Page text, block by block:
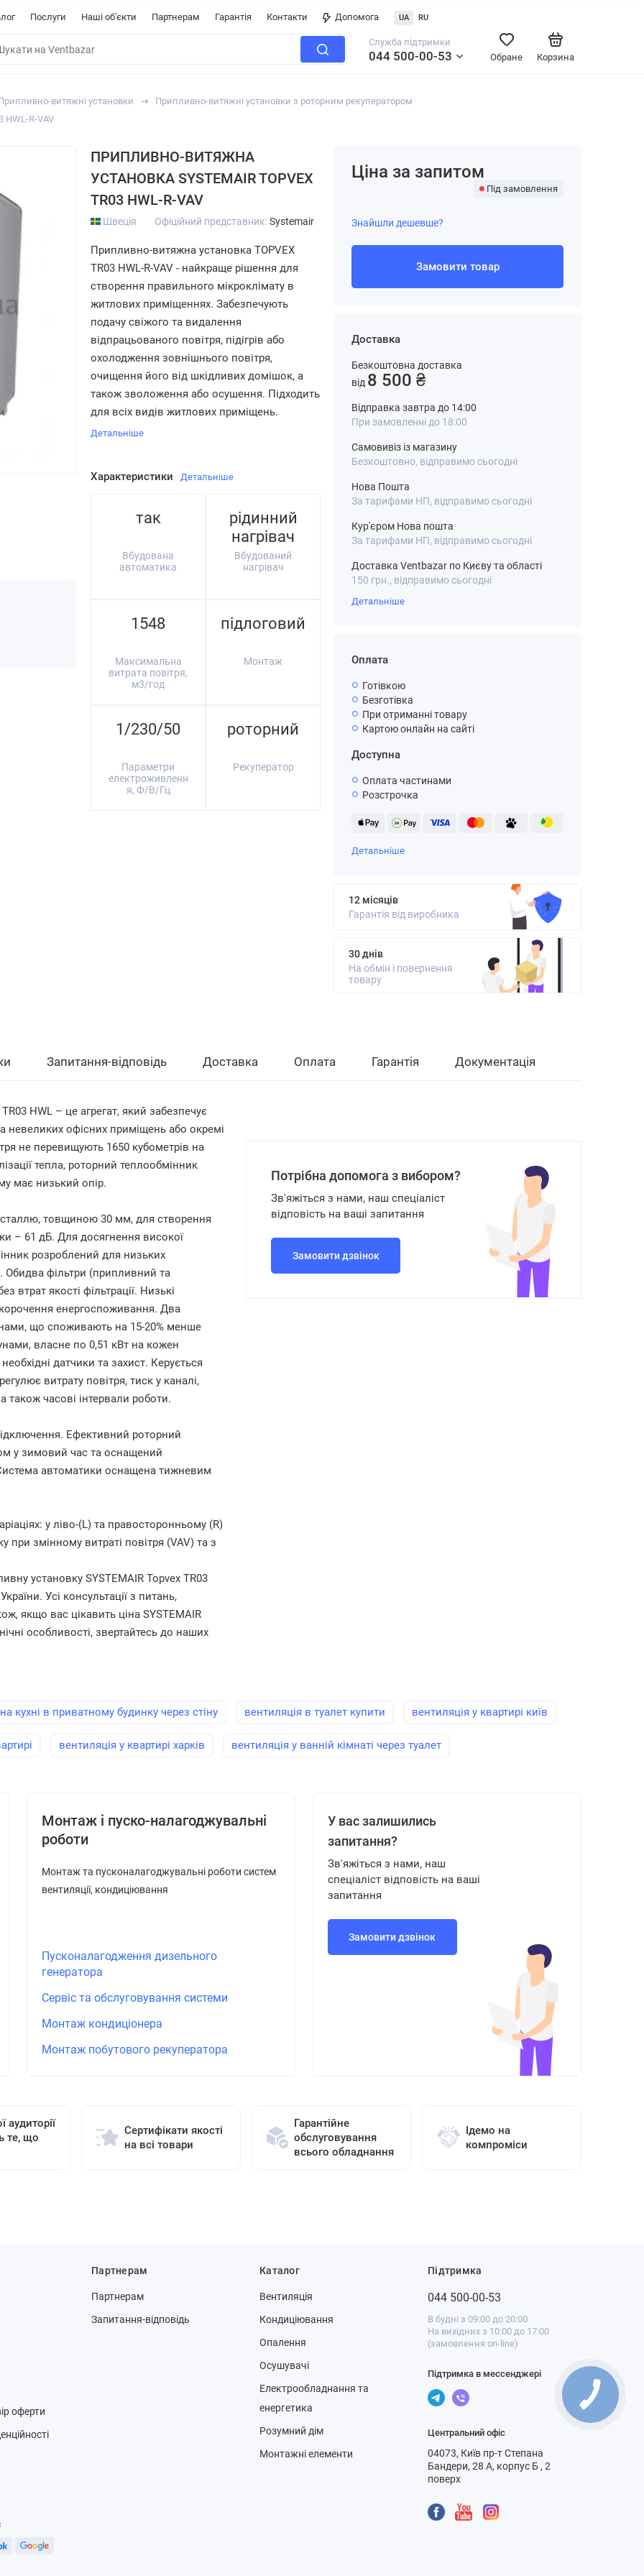
Послуги Наші об'єкти Партнерам Гарантія Контакти Допомога UA RU
Служба підтримки
044 500-00-53 Корзина
Обране
витяжні установки
Припливно-витяжні установки з роторним рекуператором
HWL-R-VAV
ПРИПЛИВНО-ВИТЯЖНА
УСТАНОВКА SYSTEMAIR TOPVEX
TR03 HWL-R-VAV
Швеція Офіційний представник:Systemair
Припливно-витяжна установка TOPVEX
TR03 HWL-R-VAV - найкраще рішення для
створення правильного мікроклімату в
житлових приміщеннях. Забезпечують
подачу свіжого та видалення
відпрацьованого повітря, підігрів або
охолодження зовнішнього повітря,
очищення його від шкідливих домішок, а
також зволоження або осушення. Підходить
для всіх видів житлових приміщень.
Детальніше
Характеристики Детальніше
так
Вбудована
автоматика
рідинний
нагрівач
Вбудований
нагрівач
1548
Максимальна
витрата повітря,
м3/год
підлоговий
Монтаж
1/230/50
Параметри
електроживленн
я, Ф/В/Гц
роторний
Рекуператор
Ціна за запитом
Під замовлення
Знайшли дешевше?
Замовити товар
Доставка
Безкоштовна доставка
від 8 500 ₴
Відправка завтра до 14:00
При замовленні до 18:00
Самовивіз із магазину
Безкоштовно, відправимо сьогодні
Нова Пошта
За тарифами НП, відправимо сьогодні
Кур'єром Нова пошта
За тарифами НП, відправимо сьогодні
Доставка Ventbazar по Києву та області
150 грн., відправимо сьогодні
Детальніше
Оплата
Готівкою
Безготівка
При отриманні товару
Картою онлайн на сайті
Доступна
Оплата частинами
Розстрочка
Детальніше
12 місяців
Гарантія від виробника
30 днів
На обмін і повернення
товару
Запитання-відповідь Доставка Оплата Гарантія Документація
HWL – це агрегат, який забезпечує
невеликих офісних приміщень або окремі
не перевищують 1650 кубометрів на
тепла, роторний теплообмінник
має низький опір.
товщиною 30 мм, для створення
– 61 дБ. Для досягнення високої
розроблений для низьких
Обидва фільтри (припливний та
втрат якості фільтрації. Низькі
енергоспоживання. Два
що споживають на 15-20% менше
власне по 0,51 кВт на кожен
датчики та захист. Керується
витрату повітря, тиск у каналі,
також часові інтервали роботи.
Ефективний роторний
у зимовий час та оснащений
автоматики оснащена тижневим
у ліво-(L) та правосторонньому (R)
при змінному витраті повітря (VAV) та з
установку SYSTEMAIR Topvex TR03
Усі консультації з питань,
якщо вас цікавить ціна SYSTEMAIR
особливості, звертайтесь до наших
Потрібна допомога з вибором?
Зв'яжіться з нами, наш спеціаліст
відповість на ваші запитання
Замовити дзвінок
кухні в приватному будинку через стіну вентиляція в туалет купити вентиляція у квартирі київ
вентиляція у квартирі харків вентиляція у ванній кімнаті через туалет
Монтаж і пуско-налагоджувальні
роботи
Монтаж та пусконалагоджувальні роботи систем
вентиляції, кондиціювання
Пусконалагодження дизельного
генератора
Сервіс та обслуговування системи
Монтаж кондиціонера
Монтаж побутового рекуператора
У вас залишились
запитання?
Зв'яжіться з нами, наш
спеціаліст відповість на ваші
запитання
Замовити дзвінок
аудиторії
те, що
Сертифікати якості
на всі товари
Гарантійне
обслуговування
всього обладнання
Ідемо на
компроміси
оферти
Партнерам
Партнерам
Запитання-відповідь
Каталог
Вентиляція
Кондиціювання
Опалення
Осушувачі
Електрообладнання та
енергетика
Розумний дім
Монтажні елементи
Підтримка
044 500-00-53
В будні з 09:00 до 20:00
На вихідних з 10:00 до 17:00
(замовлення on-line)
Підтримка в мессенджері
Центральний офіс
04073, Київ пр-т Степана
Бандери, 28 А, корпус Б , 2
поверх